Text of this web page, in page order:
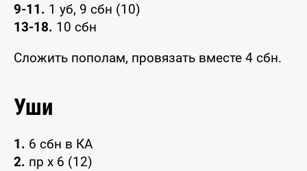
9-11. 1 уб, 9 сбн (10)
13-18. 10 сбн
Сложить пополам, провязать вместе 4 сбн.
Уши
1. 6 сбн в КА
2. пр х 6 (12)